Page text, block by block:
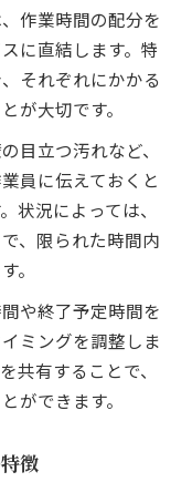
作業時間の配分を
に直結します。特
それぞれにかかる
が大切です。
目立つ汚れなど、
員に伝えておくと
状況によっては、
、限られた時間内
。
や終了予定時間を
ミングを調整しま
共有することで、
ができます。
徴